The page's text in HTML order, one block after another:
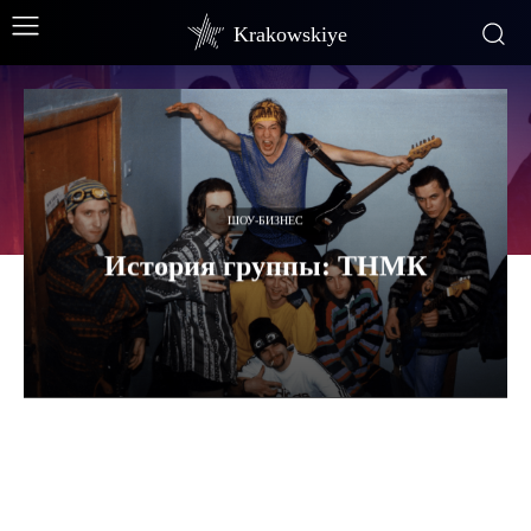
Krakowskiye
ШОУ-БИЗНЕС
История группы: ТНМК